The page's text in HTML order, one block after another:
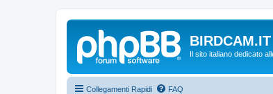
BIRDCAM.IT
Il sito italiano dedicato
Collegamenti Rapidi FAQ